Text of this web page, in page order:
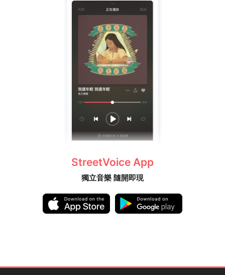
StreetVoice App
獨立音樂 隨開即現